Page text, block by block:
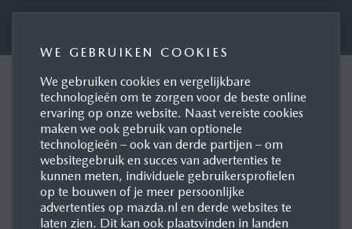
CONTACTFORMULIER
VOOR MEDIAVRAGEN
AANHEF (OPTIONEEL)
WE GEBRUIKEN COOKIES
We gebruiken cookies en vergelijkbare
technologieën om te zorgen voor de beste online
ervaring op onze website. Naast vereiste cookies
maken we ook gebruik van optionele
technologieën – ook van derde partijen – om
websitegebruik en succes van advertenties te
kunnen meten, individuele gebruikersprofielen
op te bouwen of je meer persoonlijke
advertenties op mazda.nl en derde websites te
laten zien. Dit kan ook plaatsvinden in landen